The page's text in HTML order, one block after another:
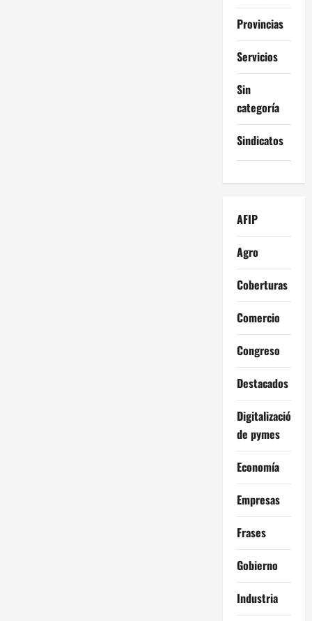
Provincias
Servicios
Sin
categoría
Sindicatos
AFIP
Agro
Coberturas
Comercio
Congreso
Destacados
Digitalización
de pymes
Economía
Empresas
Frases
Gobierno
Industria